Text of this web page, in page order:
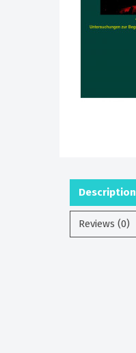
Description
Reviews (0)